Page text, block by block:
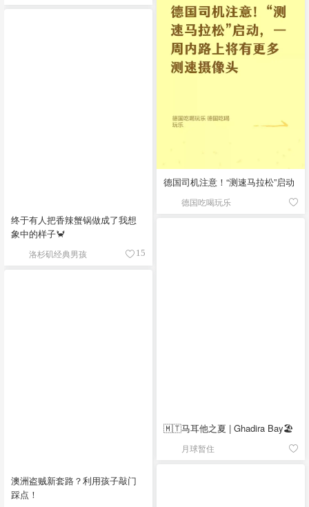
德国司机注意！“测速马拉松”启动
德国吃喝玩乐
终于有人把香辣蟹锅做成了我想
象中的样子🦀
洛杉矶经典男孩 15
🇲🇹马耳他之夏 | Ghadira Bay🏖️
月球暂住
澳洲盗贼新套路？利用孩子敲门
踩点！